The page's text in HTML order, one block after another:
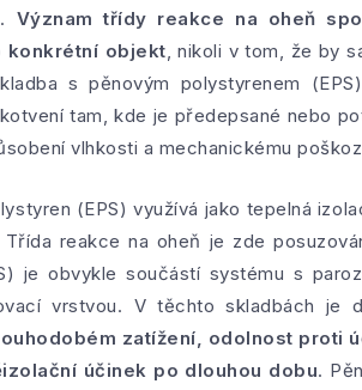
Význam třídy reakce na oheň
konkrétní objekt, nikoli v tom, že by
s pěnovým polystyrenem
tam, kde je předepsané nebo
vlhkosti a mechanickému
(EPS) využívá jako tepelná
reakce na oheň je zde
je obvykle součástí systému s
vrstvou. V těchto skladbách je
zatížení, odolnost proti
účinek po dlouhou dobu.